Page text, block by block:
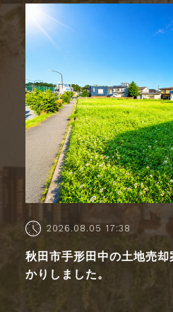
2026.08.05 17:38
秋田市手形田中の土地売
かりしました。